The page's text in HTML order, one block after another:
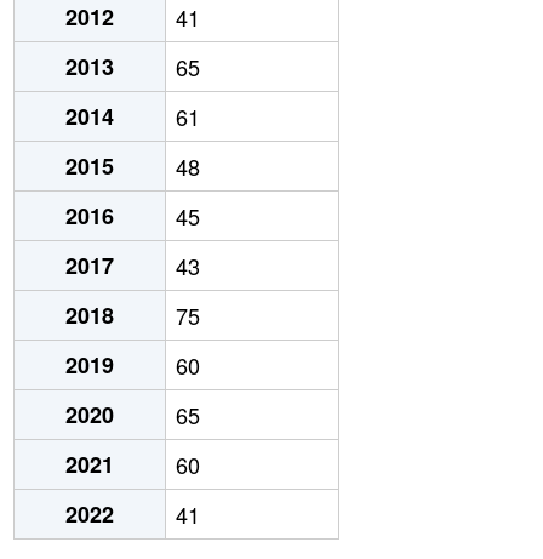
2012
41
2013
65
2014
61
2015
48
2016
45
2017
43
2018
75
2019
60
2020
65
2021
60
2022
41